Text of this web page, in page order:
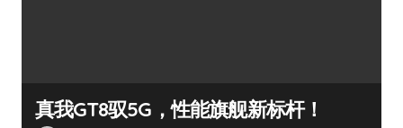
真我GT8驭5G，性能旗舰新标杆！